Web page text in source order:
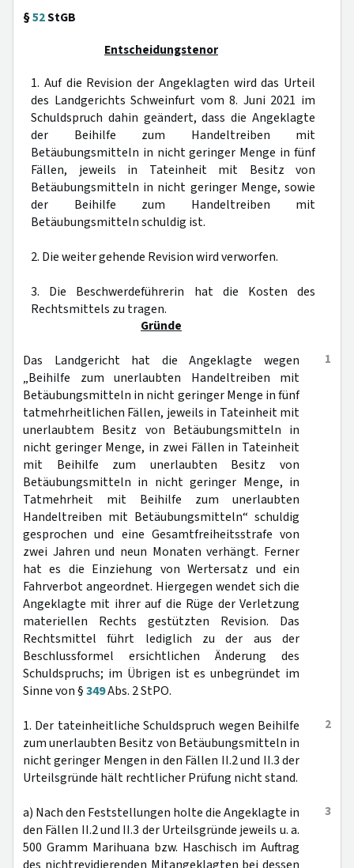
§52StGB
Entscheidungstenor
1. Auf die Revision der Angeklagten wird das Urteil
des Landgerichts Schweinfurt vom 8. Juni 2021 im
Schuldspruch dahin geändert, dass die Angeklagte
der Beihilfe zum Handeltreiben mit
Betäubungsmitteln in nicht geringer Menge in fünf
Fällen, jeweils in Tateinheit mit Besitz von
Betäubungsmitteln in nicht geringer Menge, sowie
der Beihilfe zum Handeltreiben mit
Betäubungsmitteln schuldig ist.
2. Die weiter gehende Revision wird verworfen.
3. Die Beschwerdeführerin hat die Kosten des
Rechtsmittels zu tragen.
Gründe
1
Das Landgericht hat die Angeklagte wegen
„Beihilfe zum unerlaubten Handeltreiben mit
Betäubungsmitteln in nicht geringer Menge in fünf
tatmehrheitlichen Fällen, jeweils in Tateinheit mit
unerlaubtem Besitz von Betäubungsmitteln in
nicht geringer Menge, in zwei Fällen in Tateinheit
mit Beihilfe zum unerlaubten Besitz von
Betäubungsmitteln in nicht geringer Menge, in
Tatmehrheit mit Beihilfe zum unerlaubten
Handeltreiben mit Betäubungsmitteln“ schuldig
gesprochen und eine Gesamtfreiheitsstrafe von
zwei Jahren und neun Monaten verhängt. Ferner
hat es die Einziehung von Wertersatz und ein
Fahrverbot angeordnet. Hiergegen wendet sich die
Angeklagte mit ihrer auf die Rüge der Verletzung
materiellen Rechts gestützten Revision. Das
Rechtsmittel führt lediglich zu der aus der
Beschlussformel ersichtlichen Änderung des
Schuldspruchs; im Übrigen ist es unbegründet im
Sinne von §349Abs. 2 StPO.
2
1. Der tateinheitliche Schuldspruch wegen Beihilfe
zum unerlaubten Besitz von Betäubungsmitteln in
nicht geringer Mengen in den Fällen II.2 und II.3 der
Urteilsgründe hält rechtlicher Prüfung nicht stand.
3
a) Nach den Feststellungen holte die Angeklagte in
den Fällen II.2 und II.3 der Urteilsgründe jeweils u. a.
500 Gramm Marihuana bzw. Haschisch im Auftrag